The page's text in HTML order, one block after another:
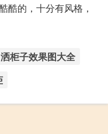
酷的，十分有风格，
洒柜子效果图大全